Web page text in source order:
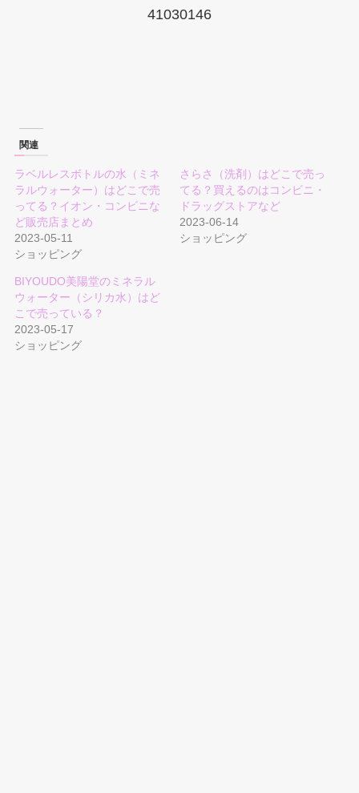
41030146
関連
ラベルレスボトルの水（ミネ
ラルウォーター）はどこで売
ってる？イオン・コンビニな
ど販売店まとめ
2023-05-11
ショッピング
さらさ（洗剤）はどこで売っ
てる？買えるのはコンビニ・
ドラッグストアなど
2023-06-14
ショッピング
BIYOUDO美陽堂のミネラル
ウォーター（シリカ水）はど
こで売っている？
2023-05-17
ショッピング